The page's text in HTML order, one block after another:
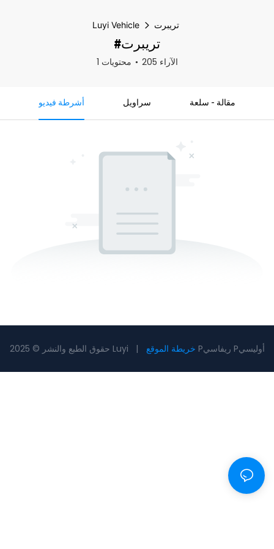
Luyi Vehicle تريبرت
#تريبرت
1 محتويات 205 الآراء
أشرطة فيديو سراويل مقالة - سلعة
حقوق الطبع والنشر © 2025 Luyi | Pريفاسي Pأوليسي